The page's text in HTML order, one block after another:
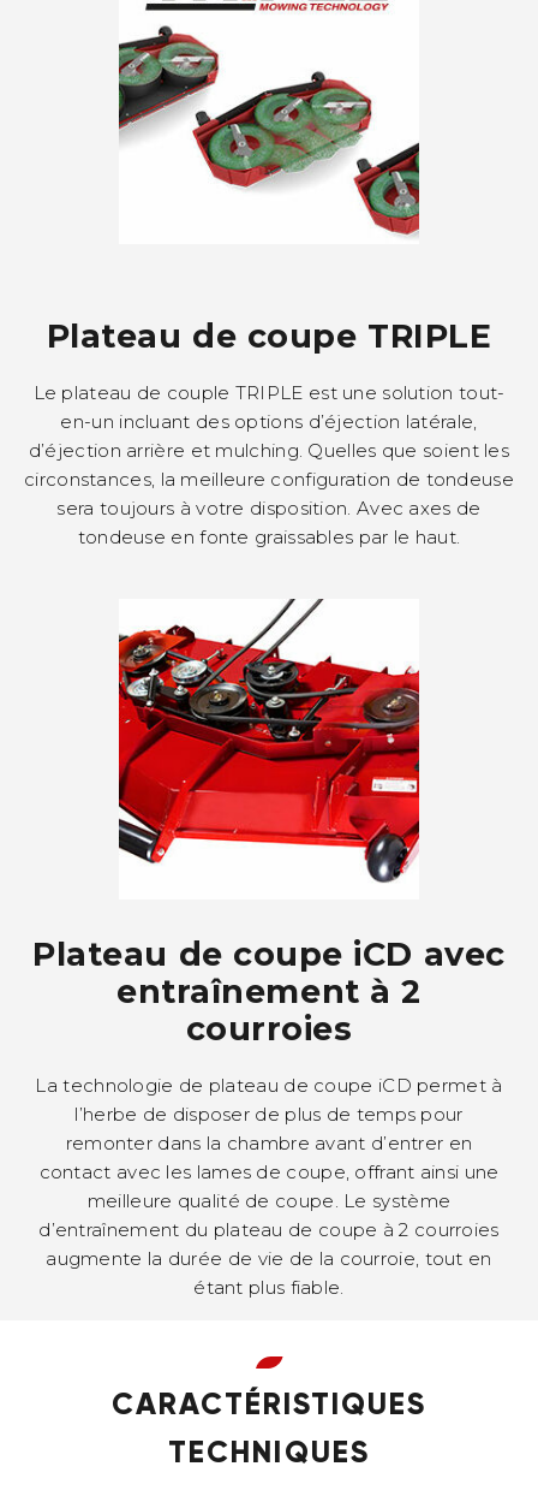
Plateau de coupe TRIPLE
Le plateau de couple TRIPLE est une solution tout-
en-un incluant des options d’éjection latérale,
d’éjection arrière et mulching. Quelles que soient les
circonstances, la meilleure configuration de tondeuse
sera toujours à votre disposition. Avec axes de
tondeuse en fonte graissables par le haut.
Plateau de coupe iCD avec
entraînement à 2
courroies
La technologie de plateau de coupe iCD permet à
l’herbe de disposer de plus de temps pour
remonter dans la chambre avant d’entrer en
contact avec les lames de coupe, offrant ainsi une
meilleure qualité de coupe. Le système
d’entraînement du plateau de coupe à 2 courroies
augmente la durée de vie de la courroie, tout en
étant plus fiable.
CARACTÉRISTIQUES
TECHNIQUES